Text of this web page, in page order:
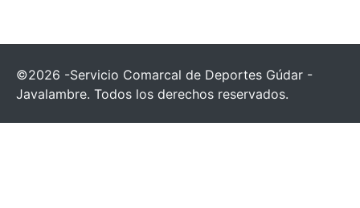
©2026 -Servicio Comarcal de Deportes Gúdar -
Javalambre. Todos los derechos reservados.